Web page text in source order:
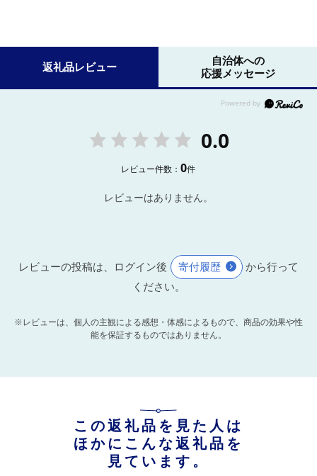
返礼品レビュー
自治体への
応援メッセージ
0.0
レビュー件数：0件
レビューはありません。
レビューの投稿は、ログイン後 寄付履歴
から行って
ください。
※レビューは、個人の主観による感想・体感によるもので、商品の効果や性
能を保証するものではありません。
この返礼品を見た人は
ほかにこんな返礼品を
見ています。